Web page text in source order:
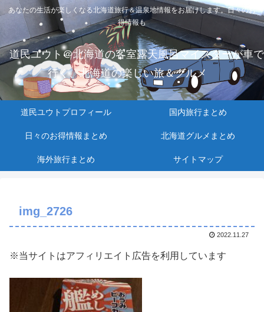
あなたの生活が楽しくなる北海道旅行＆温泉地情報をお届けします。日々のお
得情報も
道民ユウト＠北海道の客室露天風呂マイスターが車で
行く、北海道の楽しい旅＆グルメ
道民ユウトプロフィール 国内旅行まとめ
日々のお得情報まとめ 北海道グルメまとめ
海外旅行まとめ サイトマップ
img_2726
2022.11.27
※当サイトはアフィリエイト広告を利用しています